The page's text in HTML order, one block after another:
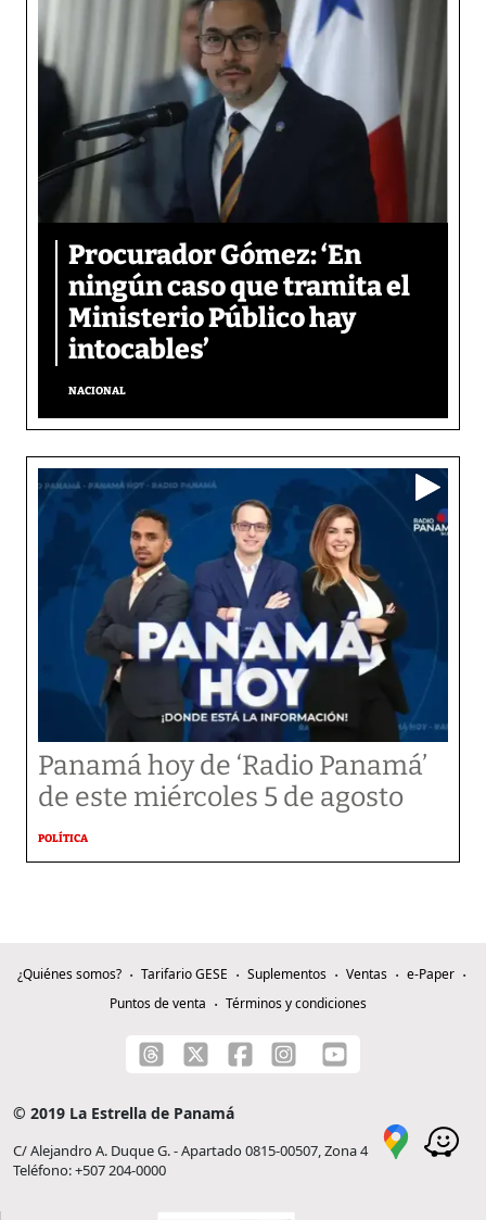
Procurador Gómez: ‘En
ningún caso que tramita el
Ministerio Público hay
intocables’
NACIONAL
Panamá hoy de ‘Radio Panamá’
de este miércoles 5 de agosto
POLÍTICA
¿Quiénes somos? Tarifario GESE Suplementos Ventas
e-Paper
Puntos de venta
Términos y condiciones
© 2019 La Estrella de Panamá
C/ Alejandro A. Duque G. - Apartado 0815-00507, Zona 4
Teléfono: +507 204-0000